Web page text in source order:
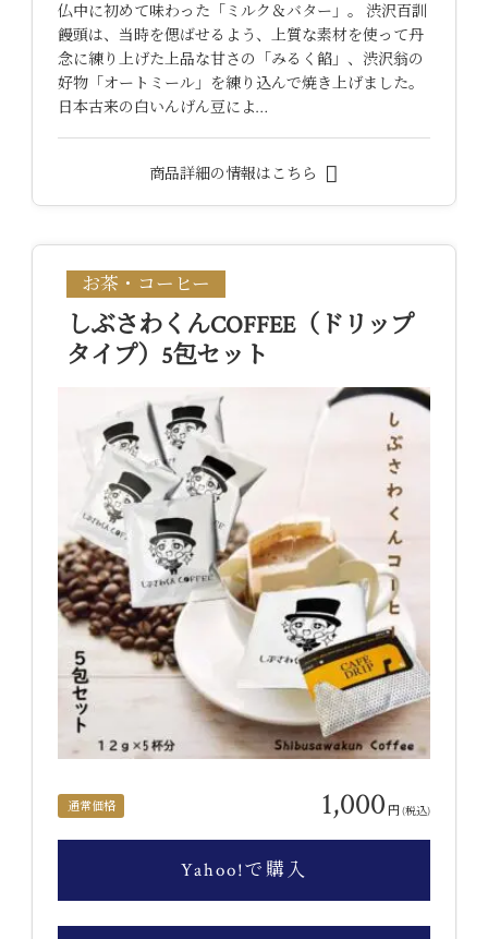
仏中に初めて味わった「ミルク＆バター」。 渋沢百訓
饅頭は、当時を偲ばせるよう、上質な素材を使って丹
念に練り上げた上品な甘さの「みるく餡」、渋沢翁の
好物「オートミール」を練り込んで焼き上げました。
日本古来の白いんげん豆によ…
商品詳細の情報はこちら
お茶・コーヒー
しぶさわくんCOFFEE（ドリップ
タイプ）5包セット
通常価格 1,000 円(税込)
Yahoo!で購入